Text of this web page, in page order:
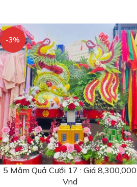
-3%
5 Mâm Quả Cưới 17 : Giá 8,300,000
Vnd